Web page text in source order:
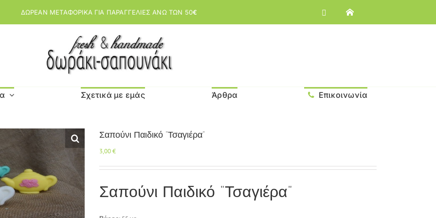
ΔΩΡΕΑΝ ΜΕΤΑΦΟΡΙΚΑ ΓΙΑ ΠΑΡΑΓΓΕΛΙΕΣ ΑΝΩ ΤΩΝ 50€
Σχετικά με εμάς Άρθρα Επικοινωνία
Σαπούνι Παιδικό “Τσαγιέρα”
3,00€
Σαπούνι Παιδικό “Τσαγιέρα”